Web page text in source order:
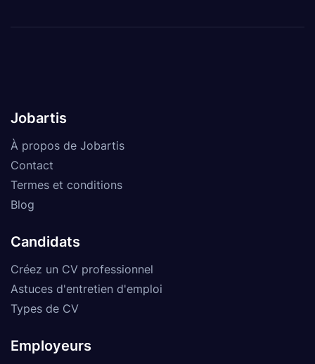
Jobartis
À propos de Jobartis
Contact
Termes et conditions
Blog
Candidats
Créez un CV professionnel
Astuces d'entretien d'emploi
Types de CV
Employeurs